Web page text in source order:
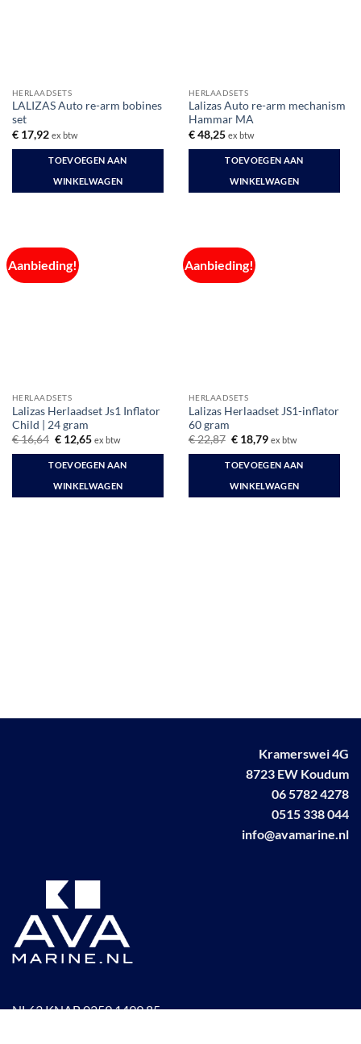
HERLAADSETS
LALIZAS Auto re-arm bobines
set
€17,92 ex btw
TOEVOEGEN AAN
WINKELWAGEN
HERLAADSETS
Lalizas Auto re-arm mechanism
Hammar MA
€48,25 ex btw
TOEVOEGEN AAN
WINKELWAGEN
Aanbieding!
HERLAADSETS
Lalizas Herlaadset Js1 Inflator
Child | 24 gram
€16,64 Oorspronkelijke
was:
€ 16,64.
€12,65Huidige
is:
€ 12,65.
ex btw
TOEVOEGEN AAN
WINKELWAGEN
Aanbieding!
HERLAADSETS
Lalizas Herlaadset JS1-inflator
60 gram
€22,87 Oorspronkelijke
was:
€ 22,87.
€18,79Huidige
is:
€ 18,79.
ex btw
TOEVOEGEN AAN
WINKELWAGEN
Kramerswei 4G
8723 EW Koudum
06 5782 4278
0515 338 044
info@avamarine.nl
NL63 KNAB 0259 1499 85